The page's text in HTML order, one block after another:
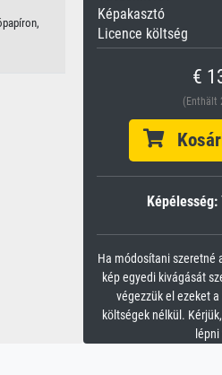
Képakasztó
Licence költség
€
(Enthält
Képélesség:
Ha módosítani szeretné
kép egyedi kivágását
végezzük el ezeket
költségek nélkül.